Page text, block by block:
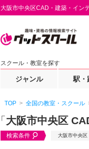
大阪市中央区CAD・建築・イン
スクール・教室を探す
ジャンル 駅・
TOP 全国の教室・スクール
「 大阪市中央区
検索条件 大阪市中央区